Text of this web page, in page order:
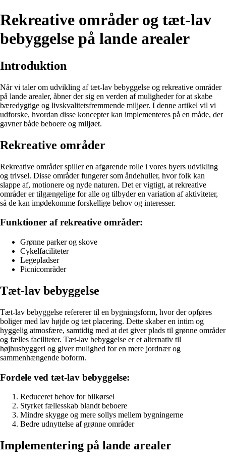
Rekreative områder og tæt-lav
bebyggelse på lande arealer
Introduktion
Når vi taler om udvikling af tæt-lav bebyggelse og rekreative områder
på lande arealer, åbner der sig en verden af muligheder for at skabe
bæredygtige og livskvalitetsfremmende miljøer. I denne artikel vil vi
udforske, hvordan disse koncepter kan implementeres på en måde, der
gavner både beboere og miljøet.
Rekreative områder
Rekreative områder spiller en afgørende rolle i vores byers udvikling
og trivsel. Disse områder fungerer som åndehuller, hvor folk kan
slappe af, motionere og nyde naturen. Det er vigtigt, at rekreative
områder er tilgængelige for alle og tilbyder en variation af aktiviteter,
så de kan imødekomme forskellige behov og interesser.
Funktioner af rekreative områder:
Grønne parker og skove
Cykelfaciliteter
Legepladser
Picnicområder
Tæt-lav bebyggelse
Tæt-lav bebyggelse refererer til en bygningsform, hvor der opføres
boliger med lav højde og tæt placering. Dette skaber en intim og
hyggelig atmosfære, samtidig med at det giver plads til grønne områder
og fælles faciliteter. Tæt-lav bebyggelse er et alternativ til
højhusbyggeri og giver mulighed for en mere jordnær og
sammenhængende boform.
Fordele ved tæt-lav bebyggelse:
Reduceret behov for bilkørsel
Styrket fællesskab blandt beboere
Mindre skygge og mere sollys mellem bygningerne
Bedre udnyttelse af grønne områder
Implementering på lande arealer